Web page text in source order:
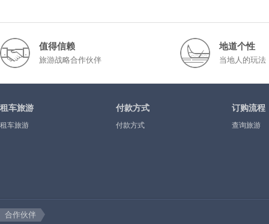
值得信赖
旅游战略合作伙伴
地道个性
当地人的玩法
租车旅游
租车旅游
付款方式
付款方式
订购流程
查询旅游
合作伙伴